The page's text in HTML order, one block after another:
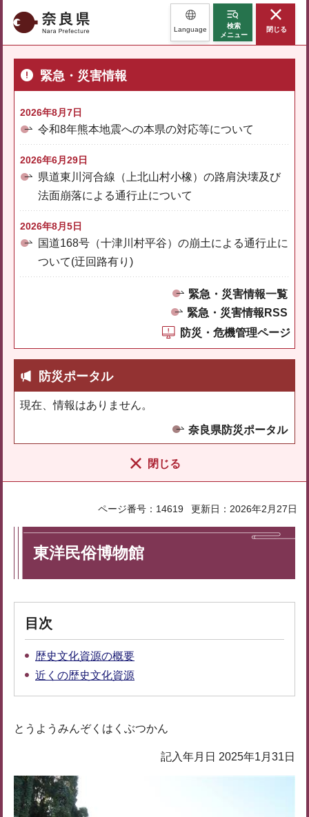
奈良県 Language
検索
メニュー
閉じる
緊急・災害情報
2026年8月7日
令和8年熊本地震への本県の対応等について
2026年6月29日
県道東川河合線（上北山村小橡）の路肩決壊及び
法面崩落による通行止について
2026年8月5日
国道168号（十津川村平谷）の崩土による通行止に
ついて(迂回路有り)
緊急・災害情報一覧
緊急・災害情報RSS
防災・危機管理ページ
防災ポータル
現在、情報はありません。
奈良県防災ポータル
閉じる
ページ番号：14619 更新日：2026年2月27日
東洋民俗博物館
目次
歴史文化資源の概要
近くの歴史文化資源
とうようみんぞくはくぶつかん
記入年月日 2025年1月31日